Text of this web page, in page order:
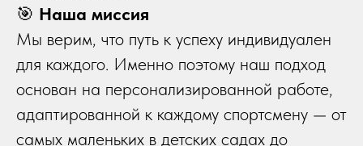
🎯 Наша миссия
Мы верим, что путь к успеху индивидуален
для каждого. Именно поэтому наш подход
основан на персонализированной работе,
адаптированной к каждому спортсмену — от
самых маленьких в детских садах до